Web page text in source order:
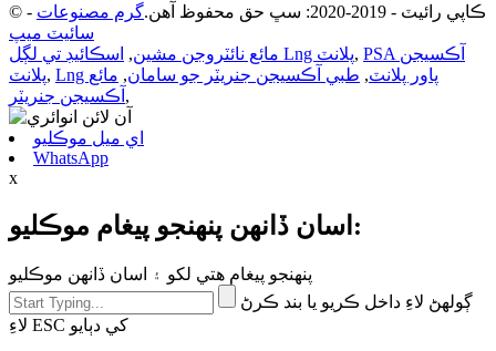
© ڪاپي رائيٽ - 2019-2020: سڀ حق محفوظ آهن. گرم مصنوعات -
سائيٽ ميپ
مائع نائٽروجن مشين, اسڪائيڊ تي لڳل Lng پلانٽ, PSA آڪسيجن
پلانٽ, Lng پاور پلانٽ, طبي آڪسيجن جنريٽر جو سامان, مائع
آڪسيجن جنريٽر ,
اي ميل موڪليو
WhatsApp
x
اسان ڏانهن پنهنجو پيغام موڪليو:
پنهنجو پيغام هتي لکو ۽ اسان ڏانهن موڪليو
ڳولهڻ لاءِ داخل ڪريو يا بند ڪرڻ
لاءِ ESC کي دٻايو